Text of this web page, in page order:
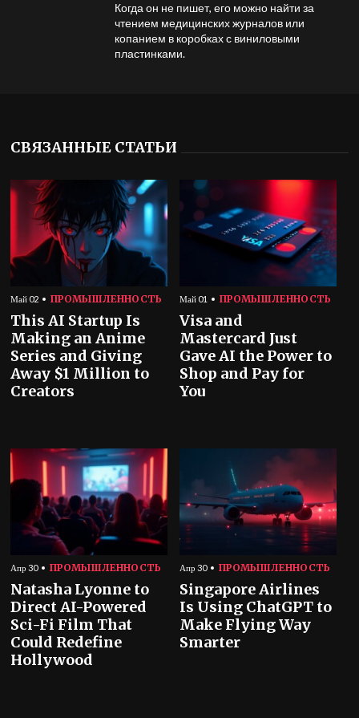
Когда он не пишет, его можно найти за
чтением медицинских журналов или
копанием в коробках с виниловыми
пластинками.
СВЯЗАННЫЕ СТАТЬИ
Май 02 ПРОМЫШЛЕННОСТЬ
This AI Startup Is
Making an Anime
Series and Giving
Away $1 Million to
Creators
Май 01 ПРОМЫШЛЕННОСТЬ
Visa and
Mastercard Just
Gave AI the Power to
Shop and Pay for
You
Апр 30 ПРОМЫШЛЕННОСТЬ
Natasha Lyonne to
Direct AI-Powered
Sci-Fi Film That
Could Redefine
Hollywood
Апр 30 ПРОМЫШЛЕННОСТЬ
Singapore Airlines
Is Using ChatGPT to
Make Flying Way
Smarter